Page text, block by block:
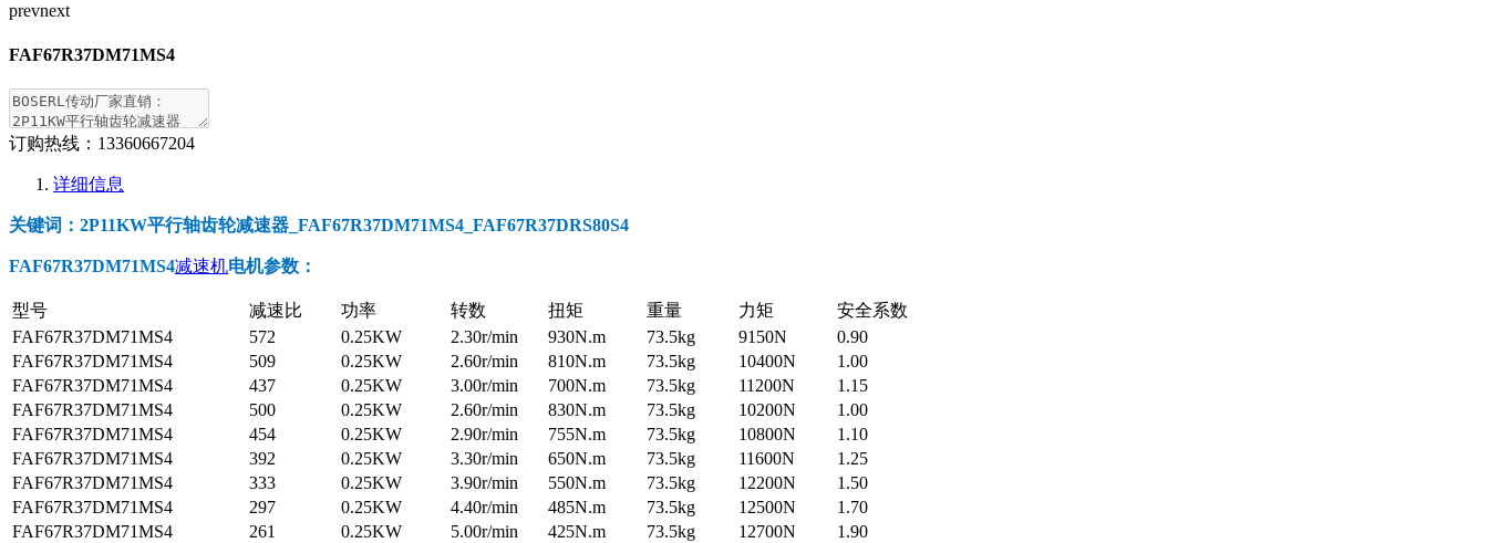
prevnext
FAF67R37DM71MS4
订购热线： 13360667204
详细信息
关键词：2P11KW平行轴齿轮减速器_FAF67R37DM71MS4_FAF67R37DRS80S4
FAF67R37DM71MS4减速机电机参数 ：
型号 减速比 功率 转数 扭矩 重量 力矩
安全系数
FAF67R37DM71MS4
572 0.25KW 2.30r/min 930N.m 73.5kg 9150N
0.90
FAF67R37DM71MS4
509 0.25KW 2.60r/min 810N.m 73.5kg 10400N
1.00
FAF67R37DM71MS4
437 0.25KW 3.00r/min 700N.m 73.5kg 11200N
1.15
FAF67R37DM71MS4
500 0.25KW 2.60r/min 830N.m 73.5kg 10200N
1.00
FAF67R37DM71MS4
454 0.25KW 2.90r/min 755N.m 73.5kg 10800N
1.10
FAF67R37DM71MS4
392 0.25KW 3.30r/min 650N.m 73.5kg 11600N
1.25
FAF67R37DM71MS4
333 0.25KW 3.90r/min 550N.m 73.5kg 12200N
1.50
FAF67R37DM71MS4
297 0.25KW 4.40r/min 485N.m 73.5kg 12500N
1.70
FAF67R37DM71MS4
261 0.25KW 5.00r/min 425N.m 73.5kg 12700N
1.90